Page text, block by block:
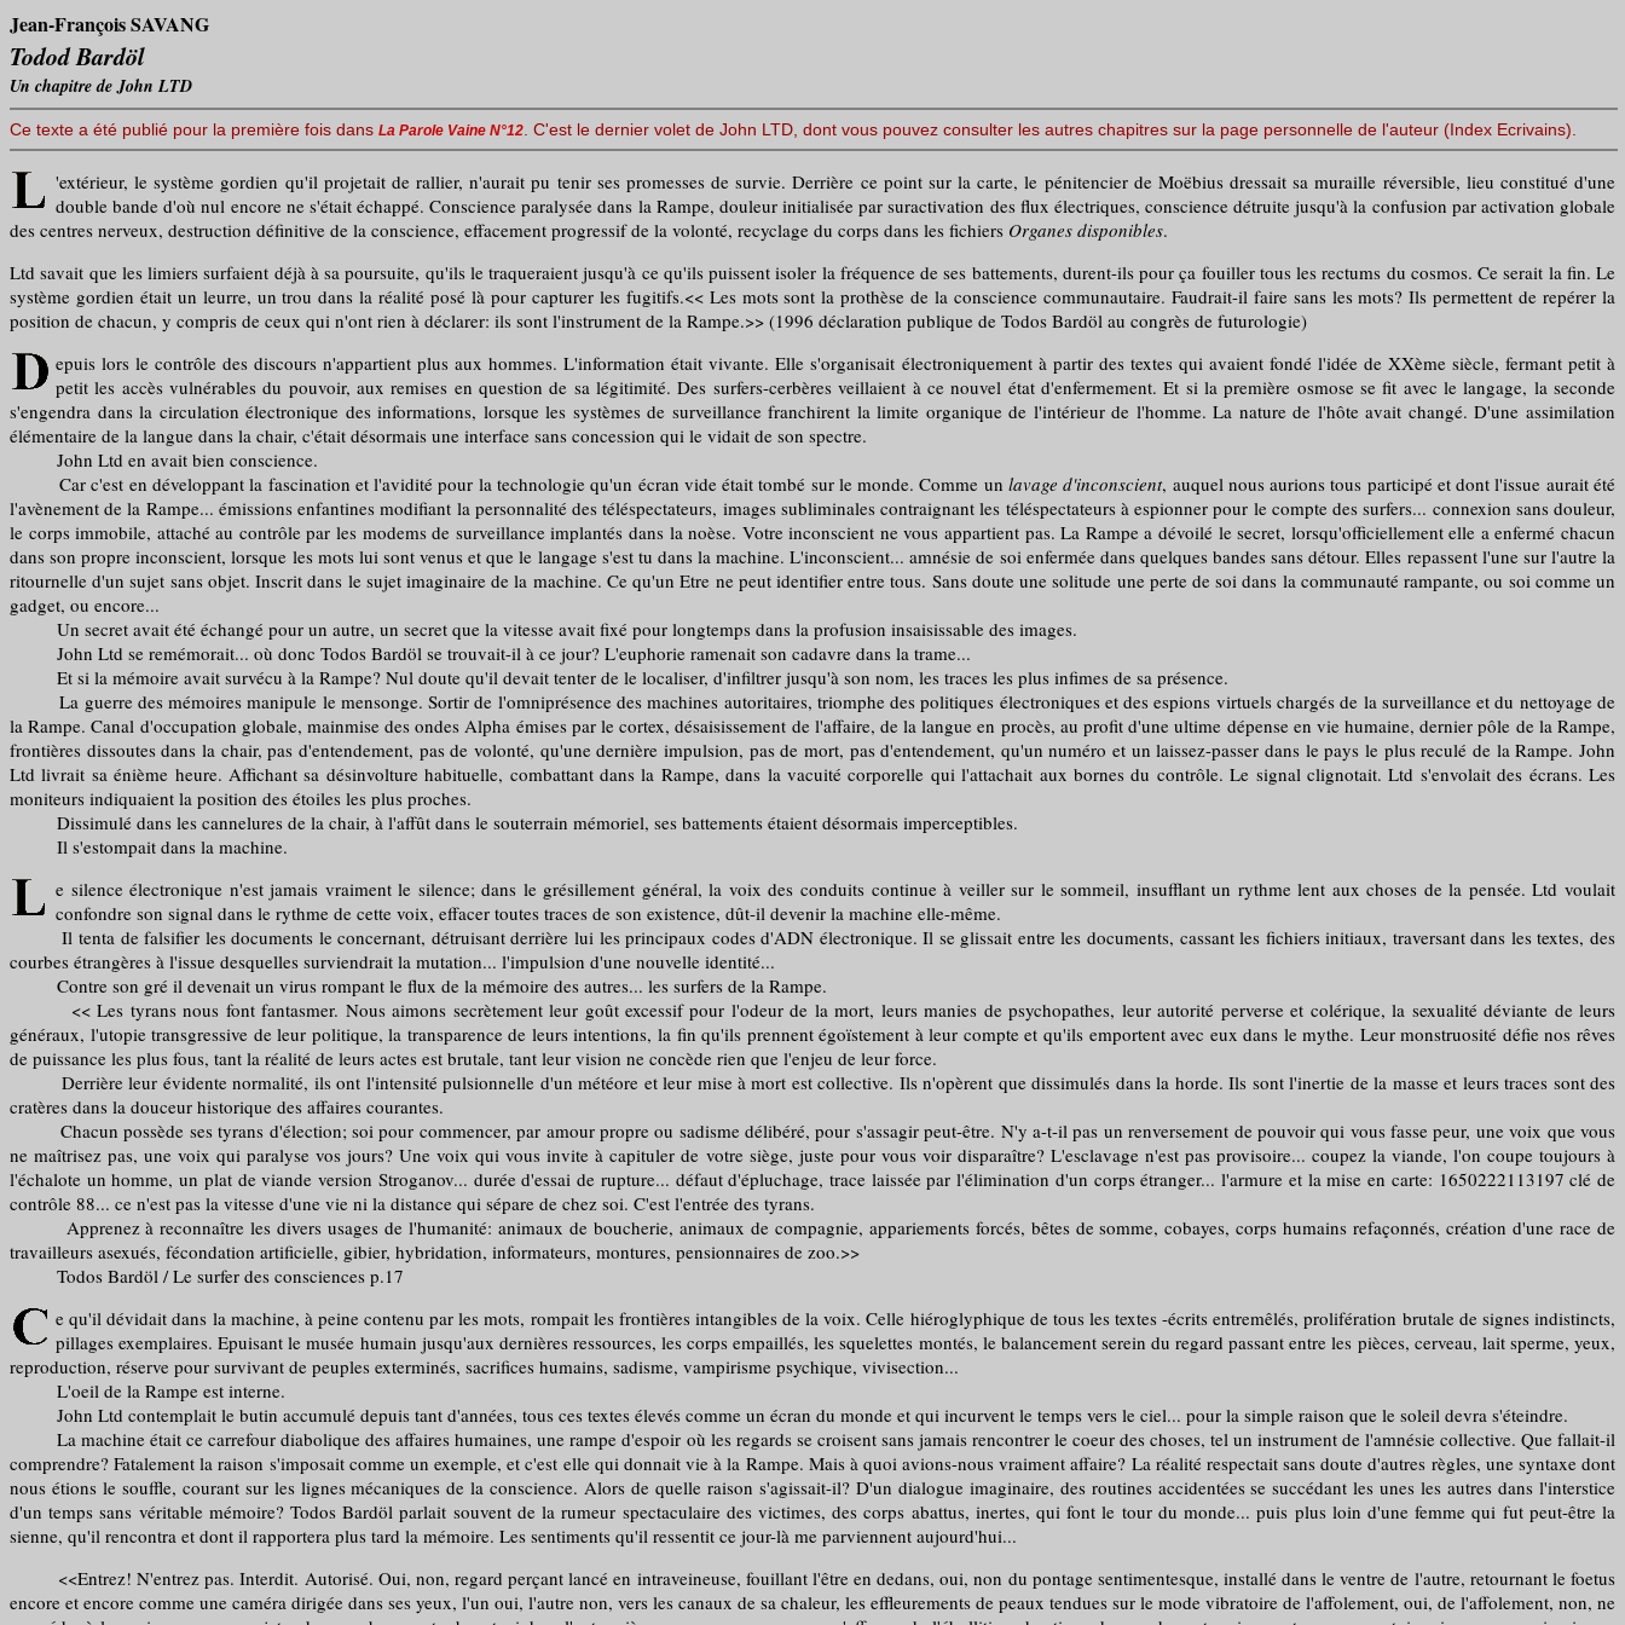
Jean-François SAVANG
Todod Bardöl
Un chapitre de John LTD
Ce texte a été publié pour la première fois dans La Parole Vaine N°12 . C'est le dernier volet de John LTD, dont vous pouvez consulter les autres chapitres sur la page personnelle de l'auteur (Index Ecrivains).
'extérieur, le système gordien qu'il projetait de rallier, n'aurait pu tenir ses promesses de survie. Derrière ce point sur la carte, le pénitencier de Moëbius dressait sa muraille réversible, lieu constitué d'une
double bande d'où nul encore ne s'était échappé. Conscience paralysée dans la Rampe, douleur initialisée par suractivation des flux électriques, conscience détruite jusqu'à la confusion par activation globale
des centres nerveux, destruction définitive de la conscience, effacement progressif de la volonté, recyclage du corps dans les fichiers Organes disponibles.
Ltd savait que les limiers surfaient déjà à sa poursuite, qu'ils le traqueraient jusqu'à ce qu'ils puissent isoler la fréquence de ses battements, durent-ils pour ça fouiller tous les rectums du cosmos. Ce serait la fin. Le
système gordien était un leurre, un trou dans la réalité posé là pour capturer les fugitifs.<< Les mots sont la prothèse de la conscience communautaire. Faudrait-il faire sans les mots? Ils permettent de repérer la
position de chacun, y compris de ceux qui n'ont rien à déclarer: ils sont l'instrument de la Rampe.>> (1996 déclaration publique de Todos Bardöl au congrès de futurologie)
epuis lors le contrôle des discours n'appartient plus aux hommes. L'information était vivante. Elle s'organisait électroniquement à partir des textes qui avaient fondé l'idée de XXème siècle, fermant petit à
petit les accès vulnérables du pouvoir, aux remises en question de sa légitimité. Des surfers-cerbères veillaient à ce nouvel état d'enfermement. Et si la première osmose se fit avec le langage, la seconde
s'engendra dans la circulation électronique des informations, lorsque les systèmes de surveillance franchirent la limite organique de l'intérieur de l'homme. La nature de l'hôte avait changé. D'une assimilation
élémentaire de la langue dans la chair, c'était désormais une interface sans concession qui le vidait de son spectre.
John Ltd en avait bien conscience.
Car c'est en développant la fascination et l'avidité pour la technologie qu'un écran vide était tombé sur le monde. Comme un lavage d'inconscient, auquel nous aurions tous participé et dont l'issue aurait été
l'avènement de la Rampe... émissions enfantines modifiant la personnalité des téléspectateurs, images subliminales contraignant les téléspectateurs à espionner pour le compte des surfers... connexion sans douleur,
le corps immobile, attaché au contrôle par les modems de surveillance implantés dans la noèse. Votre inconscient ne vous appartient pas. La Rampe a dévoilé le secret, lorsqu'officiellement elle a enfermé chacun
dans son propre inconscient, lorsque les mots lui sont venus et que le langage s'est tu dans la machine. L'inconscient... amnésie de soi enfermée dans quelques bandes sans détour. Elles repassent l'une sur l'autre la
ritournelle d'un sujet sans objet. Inscrit dans le sujet imaginaire de la machine. Ce qu'un Etre ne peut identifier entre tous. Sans doute une solitude une perte de soi dans la communauté rampante, ou soi comme un
gadget, ou encore...
Un secret avait été échangé pour un autre, un secret que la vitesse avait fixé pour longtemps dans la profusion insaisissable des images.
John Ltd se remémorait... où donc Todos Bardöl se trouvait-il à ce jour? L'euphorie ramenait son cadavre dans la trame...
Et si la mémoire avait survécu à la Rampe? Nul doute qu'il devait tenter de le localiser, d'infiltrer jusqu'à son nom, les traces les plus infimes de sa présence.
La guerre des mémoires manipule le mensonge. Sortir de l'omniprésence des machines autoritaires, triomphe des politiques électroniques et des espions virtuels chargés de la surveillance et du nettoyage de
la Rampe. Canal d'occupation globale, mainmise des ondes Alpha émises par le cortex, désaisissement de l'affaire, de la langue en procès, au profit d'une ultime dépense en vie humaine, dernier pôle de la Rampe,
frontières dissoutes dans la chair, pas d'entendement, pas de volonté, qu'une dernière impulsion, pas de mort, pas d'entendement, qu'un numéro et un laissez-passer dans le pays le plus reculé de la Rampe. John
Ltd livrait sa énième heure. Affichant sa désinvolture habituelle, combattant dans la Rampe, dans la vacuité corporelle qui l'attachait aux bornes du contrôle. Le signal clignotait. Ltd s'envolait des écrans. Les
moniteurs indiquaient la position des étoiles les plus proches.
Dissimulé dans les cannelures de la chair, à l'affût dans le souterrain mémoriel, ses battements étaient désormais imperceptibles.
Il s'estompait dans la machine.
e silence électronique n'est jamais vraiment le silence; dans le grésillement général, la voix des conduits continue à veiller sur le sommeil, insufflant un rythme lent aux choses de la pensée. Ltd voulait
confondre son signal dans le rythme de cette voix, effacer toutes traces de son existence, dût-il devenir la machine elle-même.
Il tenta de falsifier les documents le concernant, détruisant derrière lui les principaux codes d'ADN électronique. Il se glissait entre les documents, cassant les fichiers initiaux, traversant dans les textes, des
courbes étrangères à l'issue desquelles surviendrait la mutation... l'impulsion d'une nouvelle identité...
Contre son gré il devenait un virus rompant le flux de la mémoire des autres... les surfers de la Rampe.
<< Les tyrans nous font fantasmer. Nous aimons secrètement leur goût excessif pour l'odeur de la mort, leurs manies de psychopathes, leur autorité perverse et colérique, la sexualité déviante de leurs
généraux, l'utopie transgressive de leur politique, la transparence de leurs intentions, la fin qu'ils prennent égoïstement à leur compte et qu'ils emportent avec eux dans le mythe. Leur monstruosité défie nos rêves
de puissance les plus fous, tant la réalité de leurs actes est brutale, tant leur vision ne concède rien que l'enjeu de leur force.
Derrière leur évidente normalité, ils ont l'intensité pulsionnelle d'un météore et leur mise à mort est collective. Ils n'opèrent que dissimulés dans la horde. Ils sont l'inertie de la masse et leurs traces sont des
cratères dans la douceur historique des affaires courantes.
Chacun possède ses tyrans d'élection; soi pour commencer, par amour propre ou sadisme délibéré, pour s'assagir peut-être. N'y a-t-il pas un renversement de pouvoir qui vous fasse peur, une voix que vous
ne maîtrisez pas, une voix qui paralyse vos jours? Une voix qui vous invite à capituler de votre siège, juste pour vous voir disparaître? L'esclavage n'est pas provisoire... coupez la viande, l'on coupe toujours à
l'échalote un homme, un plat de viande version Stroganov... durée d'essai de rupture... défaut d'épluchage, trace laissée par l'élimination d'un corps étranger... l'armure et la mise en carte: 1650222113197 clé de
contrôle 88... ce n'est pas la vitesse d'une vie ni la distance qui sépare de chez soi. C'est l'entrée des tyrans.
Apprenez à reconnaître les divers usages de l'humanité: animaux de boucherie, animaux de compagnie, appariements forcés, bêtes de somme, cobayes, corps humains refaçonnés, création d'une race de
travailleurs asexués, fécondation artificielle, gibier, hybridation, informateurs, montures, pensionnaires de zoo.>>
Todos Bardöl / Le surfer des consciences p.17
e qu'il dévidait dans la machine, à peine contenu par les mots, rompait les frontières intangibles de la voix. Celle hiéroglyphique de tous les textes -écrits entremêlés, prolifération brutale de signes indistincts,
pillages exemplaires. Epuisant le musée humain jusqu'aux dernières ressources, les corps empaillés, les squelettes montés, le balancement serein du regard passant entre les pièces, cerveau, lait sperme, yeux,
reproduction, réserve pour survivant de peuples exterminés, sacrifices humains, sadisme, vampirisme psychique, vivisection...
L'oeil de la Rampe est interne.
John Ltd contemplait le butin accumulé depuis tant d'années, tous ces textes élevés comme un écran du monde et qui incurvent le temps vers le ciel... pour la simple raison que le soleil devra s'éteindre.
La machine était ce carrefour diabolique des affaires humaines, une rampe d'espoir où les regards se croisent sans jamais rencontrer le coeur des choses, tel un instrument de l'amnésie collective. Que fallait-il
comprendre? Fatalement la raison s'imposait comme un exemple, et c'est elle qui donnait vie à la Rampe. Mais à quoi avions-nous vraiment affaire? La réalité respectait sans doute d'autres règles, une syntaxe dont
nous étions le souffle, courant sur les lignes mécaniques de la conscience. Alors de quelle raison s'agissait-il? D'un dialogue imaginaire, des routines accidentées se succédant les unes les autres dans l'interstice
d'un temps sans véritable mémoire? Todos Bardöl parlait souvent de la rumeur spectaculaire des victimes, des corps abattus, inertes, qui font le tour du monde... puis plus loin d'une femme qui fut peut-être la
sienne, qu'il rencontra et dont il rapportera plus tard la mémoire. Les sentiments qu'il ressentit ce jour-là me parviennent aujourd'hui...
<<Entrez! N'entrez pas. Interdit. Autorisé. Oui, non, regard perçant lancé en intraveineuse, fouillant l'être en dedans, oui, non du pontage sentimentesque, installé dans le ventre de l'autre, retournant le foetus
encore et encore comme une caméra dirigée dans ses yeux, l'un oui, l'autre non, vers les canaux de sa chaleur, les effleurements de peaux tendues sur le mode vibratoire de l'affolement, oui, de l'affolement, non, ne